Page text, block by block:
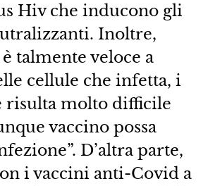
Hiv che inducono gli
Inoltre,
talmente veloce a
cellule che infetta, i
risulta molto difficile
vaccino possa
D’altra parte,
i vaccini anti-Covid a